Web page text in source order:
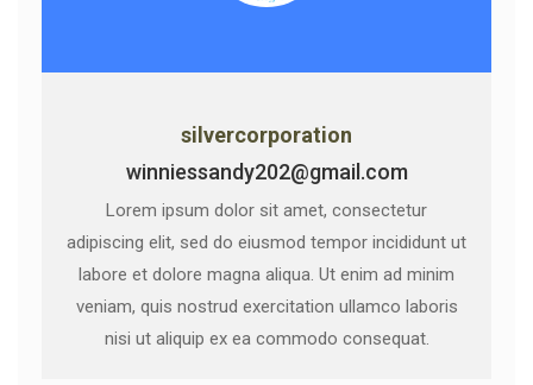
silvercorporation
winniessandy202@gmail.com
Lorem ipsum dolor sit amet, consectetur
adipiscing elit, sed do eiusmod tempor incididunt ut
labore et dolore magna aliqua. Ut enim ad minim
veniam, quis nostrud exercitation ullamco laboris
nisi ut aliquip ex ea commodo consequat.